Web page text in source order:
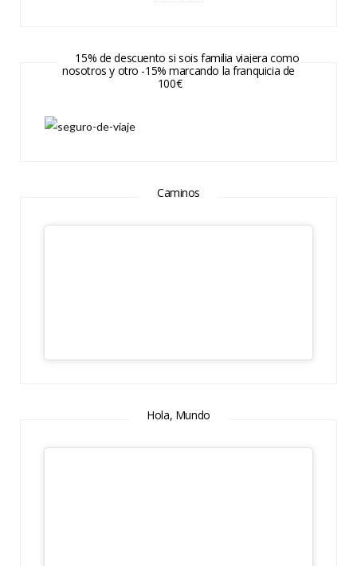
15% de descuento si sois familia viajera como
nosotros y otro -15% marcando la franquicia de
100€
Caminos
Hola, Mundo